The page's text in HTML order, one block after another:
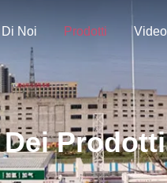
Noi Prodotti Video
Prodotti